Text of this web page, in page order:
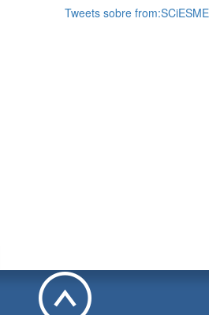
Tweets sobre